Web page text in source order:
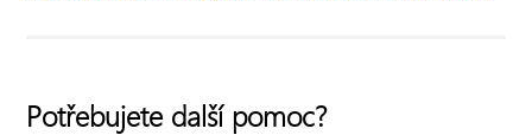
Potřebujete další pomoc?